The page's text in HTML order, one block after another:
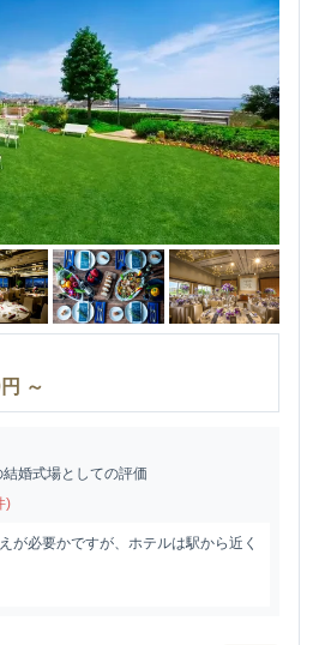
円 ～
結婚式場としての評価
)
が必要かですが、ホテルは駅から近く